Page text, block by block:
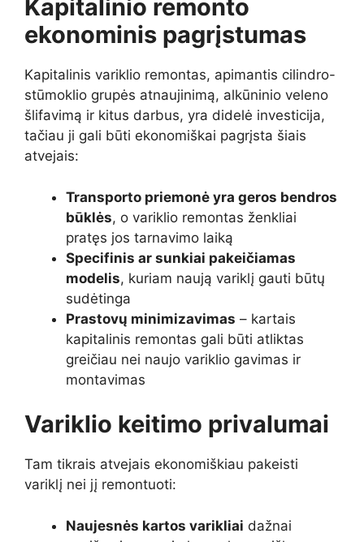
Kapitalinio remonto
ekonominis pagrįstumas
Kapitalinis variklio remontas, apimantis cilindro-
stūmoklio grupės atnaujinimą, alkūninio veleno
šlifavimą ir kitus darbus, yra didelė investicija,
tačiau ji gali būti ekonomiškai pagrįsta šiais
atvejais:
Transporto priemonė yra geros bendros
būklės, o variklio remontas ženkliai
pratęs jos tarnavimo laiką
Specifinis ar sunkiai pakeičiamas
modelis, kuriam naują variklį gauti būtų
sudėtinga
Prastovų minimizavimas – kartais
kapitalinis remontas gali būti atliktas
greičiau nei naujo variklio gavimas ir
montavimas
Variklio keitimo privalumai
Tam tikrais atvejais ekonomiškiau pakeisti
variklį nei jį remontuoti:
Naujesnės kartos varikliai dažnai